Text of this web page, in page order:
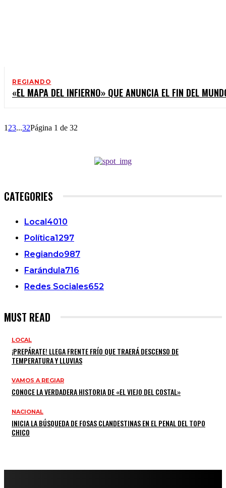
REGIANDO
«EL MAPA DEL INFIERNO» QUE ANUNCIA EL FIN DEL
1 23...32Página 1 de 32
CATEGORIES
Local4010
Política1297
Regiando987
Farándula716
Redes Sociales652
MUST READ
LOCAL
¡PREPÁRATE! LLEGA FRENTE FRÍO QUE TRAERÁ DESCENSO DE
TEMPERATURA Y LLUVIAS
VAMOS A REGIAR
CONOCE LA VERDADERA HISTORIA DE «EL VIEJO DEL COSTAL»
NACIONAL
INICIA LA BÚSQUEDA DE FOSAS CLANDESTINAS EN EL PENAL DEL TOPO
CHICO